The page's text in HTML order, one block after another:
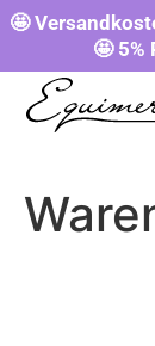
🤩
🤩 5%